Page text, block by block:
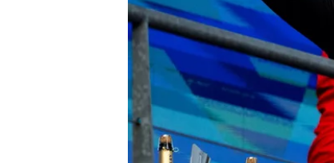
MEER RACEKLASSEN